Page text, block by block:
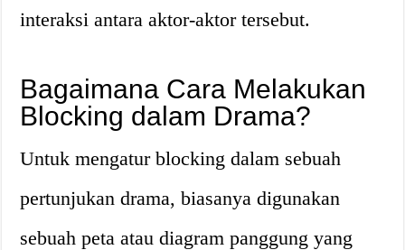
interaksi antara aktor-aktor tersebut.
Bagaimana Cara Melakukan
Blocking dalam Drama?
Untuk mengatur blocking dalam sebuah
pertunjukan drama, biasanya digunakan
sebuah peta atau diagram panggung yang